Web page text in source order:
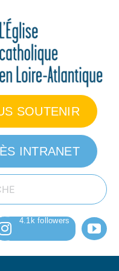
SOUTENIR
INTRANET